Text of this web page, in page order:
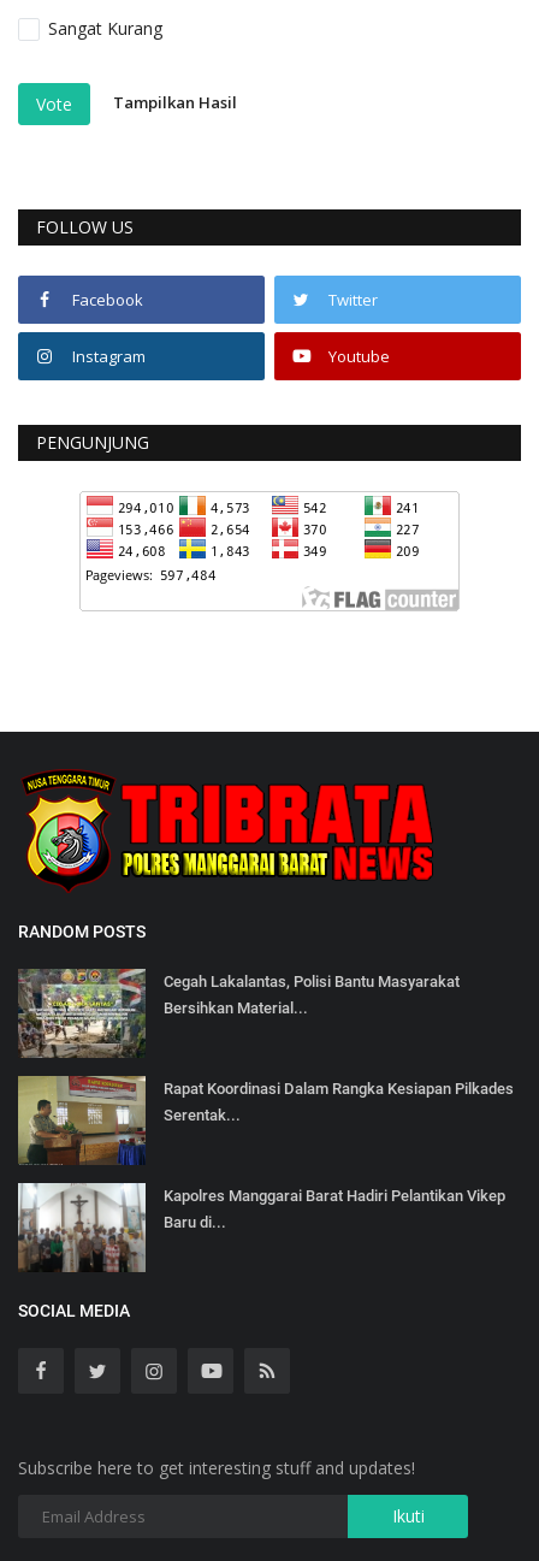
Sangat Kurang
Vote Tampilkan Hasil
FOLLOW US
Facebook Twitter
Instagram Youtube
PENGUNJUNG
RANDOM POSTS
Cegah Lakalantas, Polisi Bantu Masyarakat
Bersihkan Material...
Rapat Koordinasi Dalam Rangka Kesiapan Pilkades
Serentak...
Kapolres Manggarai Barat Hadiri Pelantikan Vikep
Baru di...
SOCIAL MEDIA
Subscribe here to get interesting stuff and updates!